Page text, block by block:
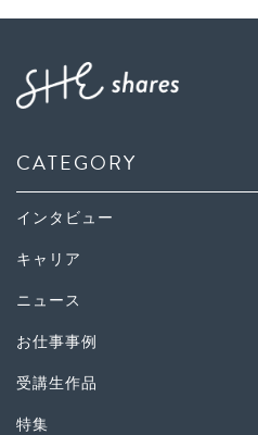
CATEGORY
インタビュー
キャリア
ニュース
お仕事事例
受講生作品
特集